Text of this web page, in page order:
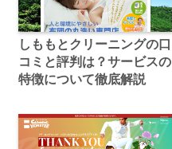
しももとクリーニングの口
コミと評判は？サービスの
特徴について徹底解説